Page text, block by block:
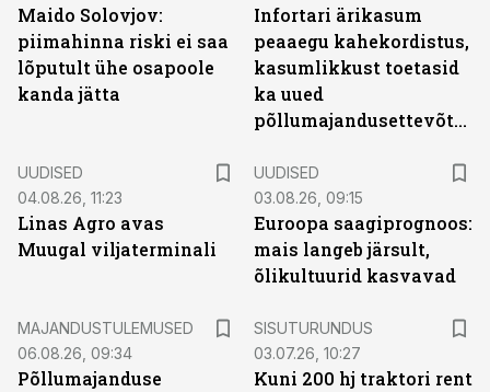
Maido Solovjov:
piimahinna riski ei saa
lõputult ühe osapoole
kanda jätta
Infortari ärikasum
peaaegu kahekordistus,
kasumlikkust toetasid
ka uued
põllumajandusettevõtted
UUDISED
04.08.26, 11:23
Linas Agro avas
Muugal viljaterminali
UUDISED
03.08.26, 09:15
Euroopa saagiprognoos:
mais langeb järsult,
õlikultuurid kasvavad
MAJANDUSTULEMUSED
06.08.26, 09:34
Põllumajanduse
SISUTURUNDUS
03.07.26, 10:27
Kuni 200 hj traktori rent